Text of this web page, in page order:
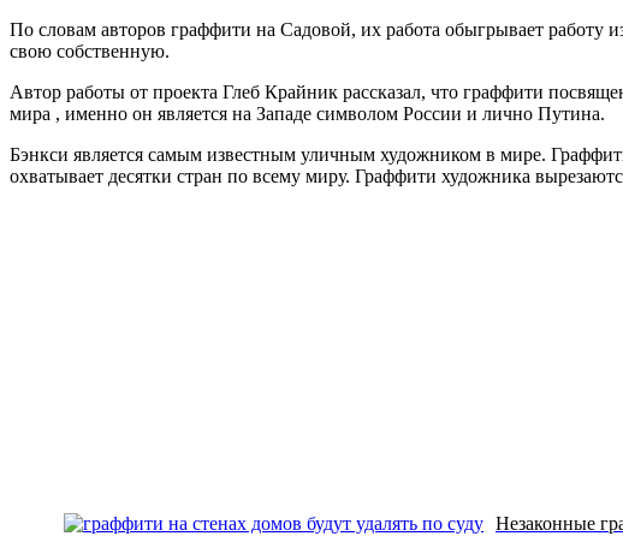
По словам авторов граффити на Садовой, их работа обыгрывает работу
свою собственную.
Автор работы от проекта Глеб Крайник рассказал, что граффити
мира , именно он является на Западе символом России и лично Путина.
Бэнкси является самым известным уличным художником в мире.
охватывает десятки стран по всему миру. Граффити художника
Незаконные